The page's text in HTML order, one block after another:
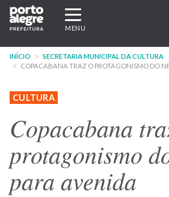
Pular
para
conteúdo
principal
Expandir/recolher
navegação
MENU
INÍCIO
SECRETARIA MUNICIPAL DA CULTURA
COPACABANA TRAZ O PROTAGONISMO DO
CULTURA
Copacabana
protagonismo
para avenida